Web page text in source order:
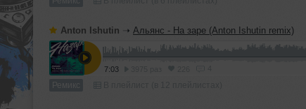
Anton Ishutin ➝ Альянс - На заре (Anton Ishutin remix)
7:03
Ремикс